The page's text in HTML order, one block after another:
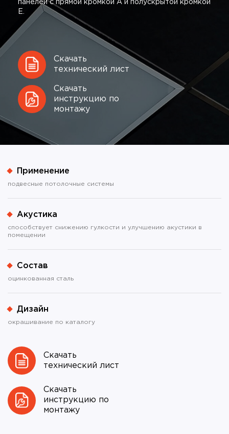
панелей с прямой кромкой А и полускрытой кромкой
Е.
Скачать
технический лист
Скачать
инструкцию по
монтажу
Применение
подвесные потолочные системы
Акустика
способствует снижению гулкости и улучшению акустики в
помещении
Состав
оцинкованная сталь
Дизайн
окрашивание по каталогу
Скачать
технический лист
Скачать
инструкцию по
монтажу